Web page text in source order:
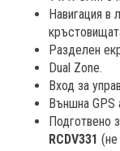
Навигация в
Разделен
Dual Zone.
Вход за
Външна GPS
Подготвено
RCDV331